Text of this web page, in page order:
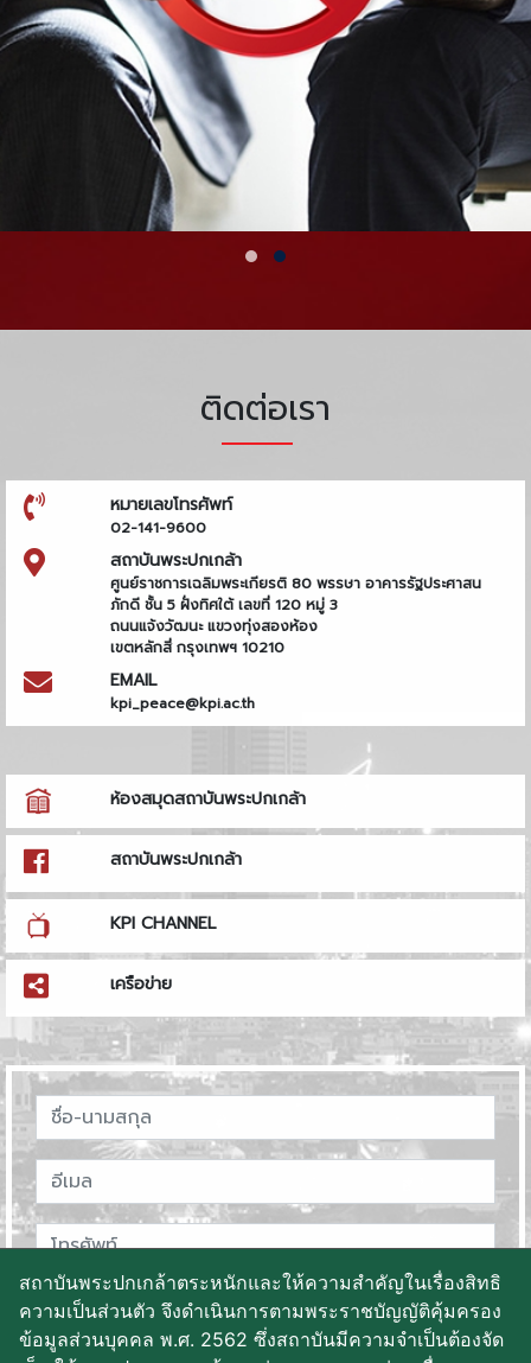
ติดต่อเรา
หมายเลขโทรศัพท์
02-141-9600
สถาบันพระปกเกล้า
ศูนย์ราชการเฉลิมพระเกียรติ 80 พรรษา อาคารรัฐประศาสน
ภักดี ชั้น 5 ฝั่งทิศใต้ เลขที่ 120 หมู่ 3
ถนนแจ้งวัฒนะ แขวงทุ่งสองห้อง
เขตหลักสี่ กรุงเทพฯ 10210
EMAIL
kpi_peace@kpi.ac.th
ห้องสมุดสถาบันพระปกเกล้า
สถาบันพระปกเกล้า
KPI CHANNEL
เครือข่าย
สถาบันพระปกเกล้าตระหนักและให้ความสำคัญในเรื่องสิทธิ
ความเป็นส่วนตัว จึงดำเนินการตามพระราชบัญญัติคุ้มครอง
ข้อมูลส่วนบุคคล พ.ศ. 2562 ซึ่งสถาบันมีความจำเป็นต้องจัด